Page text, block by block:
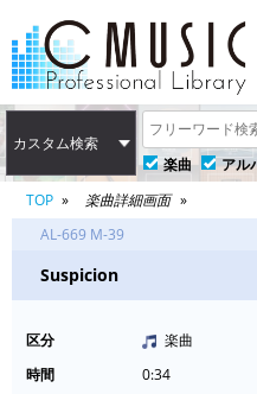
カスタム検索
楽曲
アル
TOP
楽曲詳細画面
AL-669 M-39
Suspicion
区分
楽曲
時間
0:34